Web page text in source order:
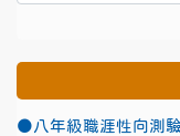
●八年級職涯性向測